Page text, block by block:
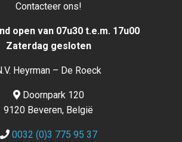
Contacteer ons!
open van 07u30 t.e.m. 17u00
Zaterdag gesloten
Heyrman – De Roeck
Doornpark 120
9120 Beveren, België
0032 (0)3 775 95 37